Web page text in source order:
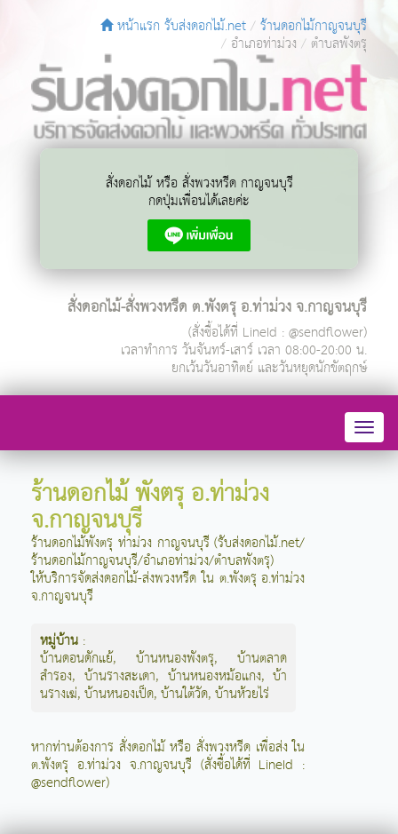
หน้าแรก รับส่งดอกไม้.net ร้านดอกไม้กาญจนบุรี
อำเภอท่าม่วง ตำบลพังตรุ
สั่งดอกไม้ หรือ สั่งพวงหรีด กาญจนบุรี
กดปุ่มเพื่อนได้เลยค่ะ
สั่งดอกไม้-สั่งพวงหรีด ต.พังตรุ อ.ท่าม่วง จ.กาญจนบุรี
(สั่งซื้อได้ที่ LineId : @sendflower)
เวลาทำการ วันจันทร์-เสาร์ เวลา 08:00-20:00 น.
ยกเว้นวันอาทิตย์ และวันหยุดนักขัตฤกษ์
ร้านดอกไม้ พังตรุ อ.ท่าม่วง
จ.กาญจนบุรี
ร้านดอกไม้พังตรุ ท่าม่วง กาญจนบุรี (รับส่งดอกไม้.net/
ร้านดอกไม้กาญจนบุรี/อำเภอท่าม่วง/ตำบลพังตรุ)
ให้บริการจัดส่งดอกไม้-ส่งพวงหรีด ใน ต.พังตรุ อ.ท่าม่วง
จ.กาญจนบุรี
หมู่บ้าน :
บ้านดอนดักแย้,บ้านหนองพังตรุ,บ้านตลาด
สำรอง, บ้านรางสะเดา, บ้านหนองหม้อแกง,บ้า
นรางเฆ่,บ้านหนองเป็ด,บ้านใต้วัด,บ้านห้วยไร่
หากท่านต้องการ สั่งดอกไม้ หรือ สั่งพวงหรีด เพื่อส่ง ใน
ต.พังตรุ อ.ท่าม่วง จ.กาญจนบุรี (สั่งซื้อได้ที่ LineId :
@sendflower)